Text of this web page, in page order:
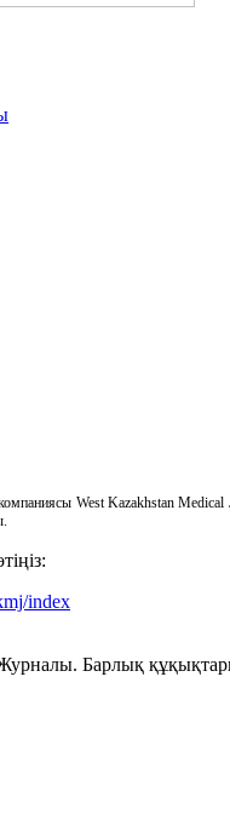
West Kazakhstan
index
Барлық